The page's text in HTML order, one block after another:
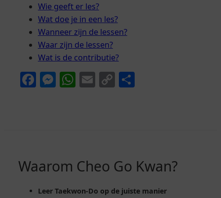
Wie geeft er les?
Wat doe je in een les?
Wanneer zijn de lessen?
Waar zijn de lessen?
Wat is de contributie?
Facebook
Messenger
WhatsApp
Email
CopyDelen
Waarom Cheo Go Kwan?
Leer Taekwon-Do op de juiste manier